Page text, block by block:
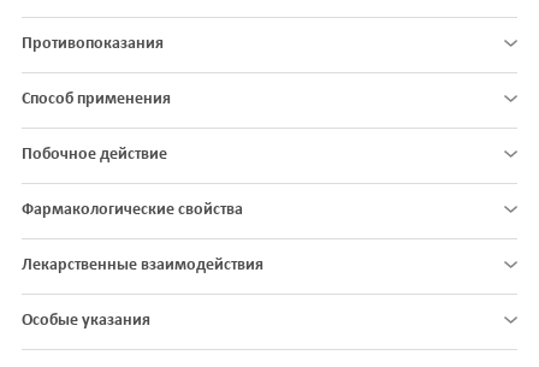
Противопоказания
Способ применения
Побочное действие
Фармакологические свойства
Лекарственные взаимодействия
Особые указания